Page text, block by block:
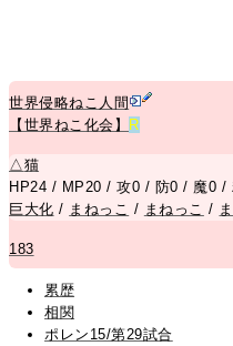
世界侵略ねこ人間
【世界ねこ化会】
R
△猫
HP24 / MP20 / 攻0 / 防0 / 魔0
巨大化 / まねっこ / まねっこ /
183
累歴
相関
ポレン15/第29試合